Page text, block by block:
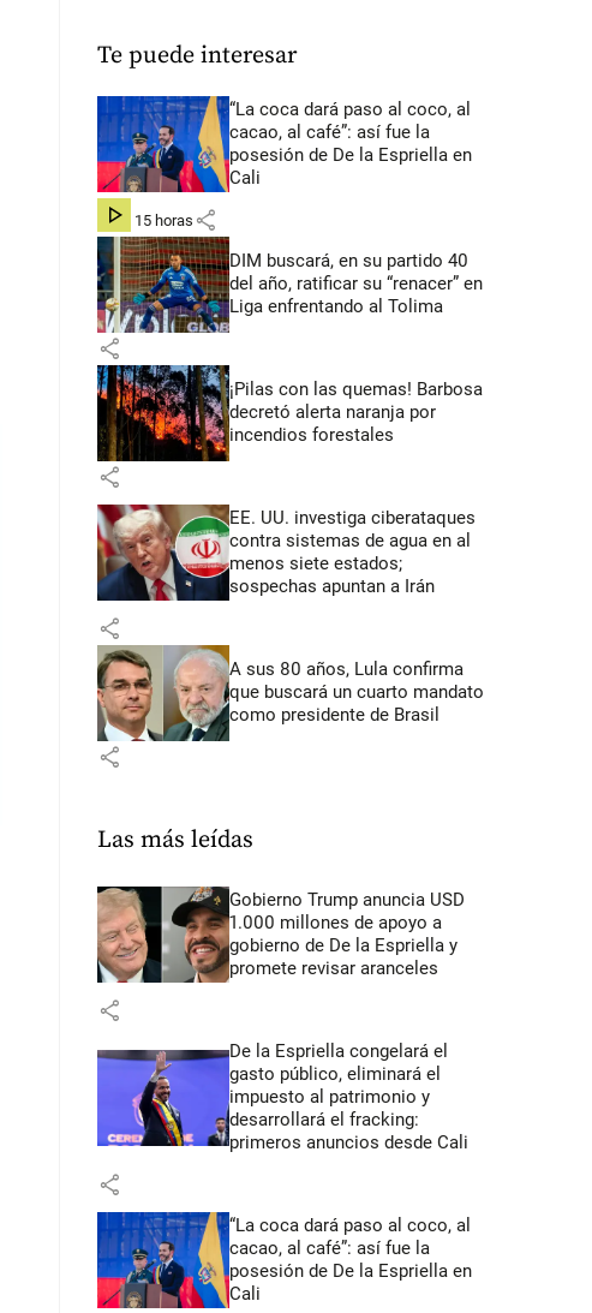
Te puede interesar
“La coca dará paso al coco, al
cacao, al café”: así fue la
posesión de De la Espriella en
Cali
hace 15 horas share
DIM buscará, en su partido 40
del año, ratificar su “renacer” en
Liga enfrentando al Tolima
share
¡Pilas con las quemas! Barbosa
decretó alerta naranja por
incendios forestales
share
EE. UU. investiga ciberataques
contra sistemas de agua en al
menos siete estados;
sospechas apuntan a Irán
share
A sus 80 años, Lula confirma
que buscará un cuarto mandato
como presidente de Brasil
share
Las más leídas
Gobierno Trump anuncia USD
1.000 millones de apoyo a
gobierno de De la Espriella y
promete revisar aranceles
share
De la Espriella congelará el
gasto público, eliminará el
impuesto al patrimonio y
desarrollará el fracking:
primeros anuncios desde Cali
share
“La coca dará paso al coco, al
cacao, al café”: así fue la
posesión de De la Espriella en
Cali